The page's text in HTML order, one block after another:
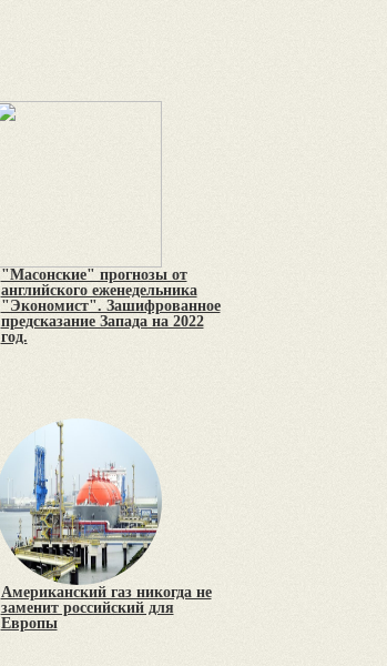
"Масонские" прогнозы от
английского еженедельника
"Экономист". Зашифрованное
предсказание Запада на 2022
год.
Американский газ никогда не
заменит российский для
Европы